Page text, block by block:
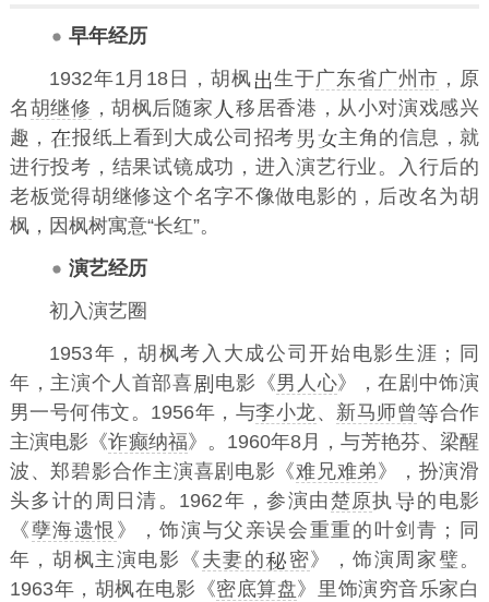
早年经历
1932年1月18日，胡枫
生于广东省广州市 ，原
名 胡继修 ，胡枫后随家
移居香港，从小对演戏感兴
趣，
报纸上看到大成公司招考
主角的信息，就
进行投考，结果试镜成功，进入演艺行业。入行后的
老板觉得胡继修这个名字不像做电影的，后改名为胡
枫，因枫树寓意“长红”。
演艺经历
初入演艺圈
1953年，胡枫考入大成公司开始电影生涯；同
年，主演个人首部喜
电影《男人心》，在剧中饰演
男一号何伟文。1956年，与李小龙、 新马师曾
合作
主演电影《诈癫纳福》。1960年8月，与芳艳芬、梁醒
波、郑碧影合作主演喜剧电影《难兄难弟 》，扮演滑
头多计的周日清。1962年，参演由楚原执
的电影
《孽海遗恨 》，饰演与父亲误会重重的叶剑青；同
年，胡枫主演电影《 夫妻的 密》，饰演周家璧。
1963年，胡枫在电影《密底算盘》里饰演穷音乐家白